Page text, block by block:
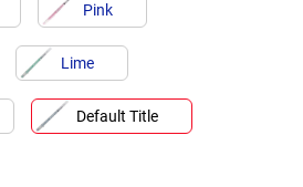
Pink
Lime
Default Title